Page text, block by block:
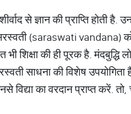
से ज्ञान की प्राप्ति होती है.
(saraswati vandana) को
शिक्षा की ही पूरक है.
साधना की विशेष
विद्या का वरदान प्राप्त